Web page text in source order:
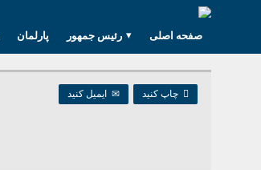
پارلمان رئیس جمهور صفحه اصلی
 چاپ کنید ✉ ایمیل کنید